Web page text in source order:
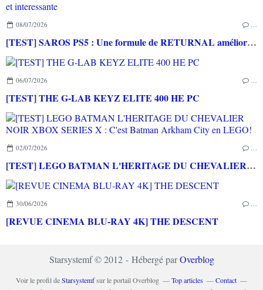
08/07/2026
[TEST] SAROS PS5 : Une formule de RETURNAL améliorée et interessante
06/07/2026
[TEST] THE G-LAB KEYZ ELITE 400 HE PC
02/07/2026
[TEST] LEGO BATMAN L'HERITAGE DU CHEVALIER NOIR XBOX SERIES X : C'est Batman Arkham City en LEGO!
30/06/2026
[REVUE CINEMA BLU-RAY 4K] THE DESCENT
Starsystemf © 2012 - Hébergé parOverblog
Voir le profil deStarsystemfsur le portail Overblog Top articles
Contact